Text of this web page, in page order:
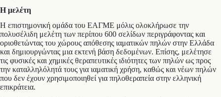
Η μελέτη
Η επιστημονική ομάδα του ΕΑΓΜΕ μόλις ολοκλήρωσε την
πολυσέλιδη μελέτη των περίπου 600 σελίδων περιγράφοντας και
οριοθετώντας του χώρους απόθεσης ιαματικών πηλών στην Ελλάδα
και δημιουργώντας μια εκτενή βάση δεδομένων. Επίσης, μελέτησε
τις φυσικές και χημικές θεραπευτικές ιδιότητες των πηλών ως προς
την καταλληλόλητά τους για ιαματική χρήση, καθώς και νέων πηλών
που δεν έχουν χρησιμοποιηθεί για πηλοθεραπεία στην ελληνική
επικράτεια.